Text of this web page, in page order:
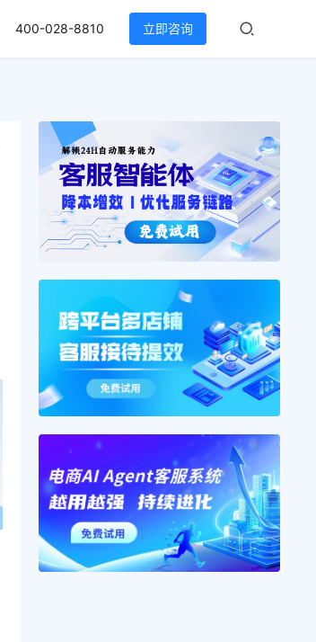
400-028-8810 立即咨询